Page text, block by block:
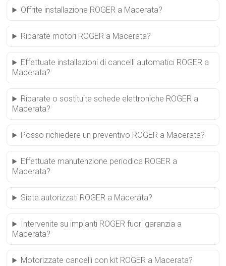
Offrite installazione ROGER a Macerata?
Riparate motori ROGER a Macerata?
Effettuate installazioni di cancelli automatici ROGER a
Macerata?
Riparate o sostituite schede elettroniche ROGER a
Macerata?
Posso richiedere un preventivo ROGER a Macerata?
Effettuate manutenzione periodica ROGER a
Macerata?
Siete autorizzati ROGER a Macerata?
Intervenite su impianti ROGER fuori garanzia a
Macerata?
Motorizzate cancelli con kit ROGER a Macerata?